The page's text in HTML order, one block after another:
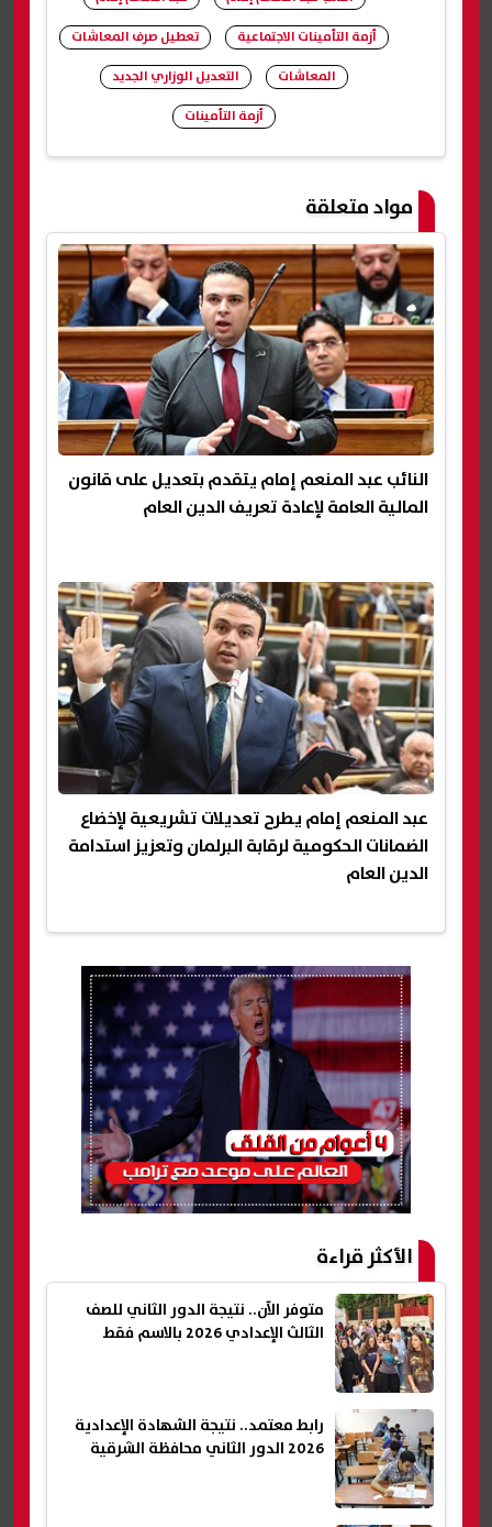
أزمة التأمينات الاجتماعية
تعطيل صرف المعاشات
المعاشات
التعديل الوزاري الجديد
أزمة التأمينات
مواد متعلقة
النائب عبد المنعم إمام يتقدم بتعديل على قانون
المالية العامة لإعادة تعريف الدين العام
عبد المنعم إمام يطرح تعديلات تشريعية لإخضاع
الضمانات الحكومية لرقابة البرلمان وتعزيز استدامة
الدين العام
الأكثر قراءة
متوفر الآن.. نتيجة الدور الثاني للصف
الثالث الإعدادي 2026 بالاسم فقط
رابط معتمد.. نتيجة الشهادة الإعدادية
2026 الدور الثاني محافظة الشرقية